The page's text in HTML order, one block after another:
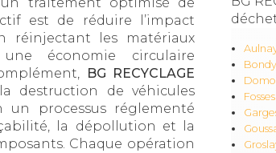
est de réduire l’impact
réinjectant les matériaux
une économie circulaire
BG RECYCLAGE
destruction de véhicules
un processus réglementé
la dépollution et la
Chaque opération
Bondy
Fosses